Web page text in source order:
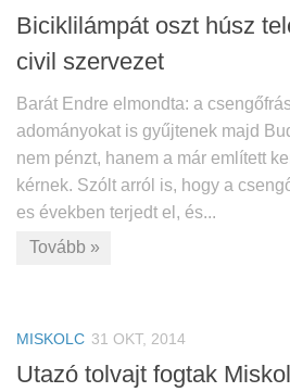
Biciklilámpát oszt húsz
civil szervezet
Barát Endre elmondta: a
adományokat is gyűjtenek majd
nem pénzt, hanem a már említett
kérnek. Szólt arról is, hogy a
es években terjedt el, és...
Tovább »
MISKOLC 31 OKT, 2014
Utazó tolvajt fogtak